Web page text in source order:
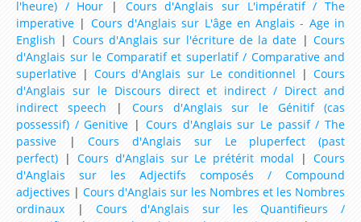
Ressources d'Anglais pour les Classes de niveau CP
Ressources d'Anglais pour les Classes de niveau
CE1
Ressources d'Anglais pour les Classes de niveau
CE2
Ressources d'Anglais pour les Classes de niveau
CM1
Ressources d'Anglais pour les Classes de niveau
CM2
l'heure) / Hour | Cours d'Anglais sur L'impératif / The
imperative | Cours d'Anglais sur L'âge en Anglais - Age in
English | Cours d'Anglais sur l'écriture de la date |Cours
d'Anglais sur le Comparatif et superlatif / Comparative and
superlative |Cours d'Anglais sur Le conditionnel | Cours
d'Anglais sur le Discours direct et indirect / Direct and
indirect speech | Cours d'Anglais sur le Génitif (cas
possessif) / Genitive | Cours d'Anglais sur Le passif / The
passive |Cours d'Anglais sur Le pluperfect (past
perfect) | Cours d'Anglais sur Le prétérit modal |Cours
d'Anglais sur les Adjectifs composés / Compound
adjectives | Cours d'Anglais sur les Nombres et les Nombres
ordinaux |Cours d'Anglais sur les Quantifieurs /